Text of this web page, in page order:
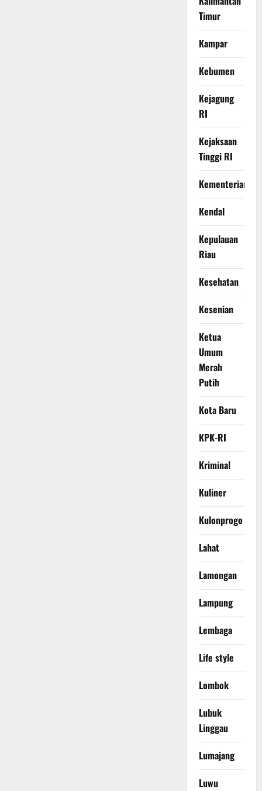
Timur
Kampar
Kebumen
Kejagung
RI
Kejaksaan
Tinggi RI
Kementerian
Kendal
Kepulauan
Riau
Kesehatan
Kesenian
Ketua
Umum
Merah
Putih
Kota Baru
KPK-RI
Kriminal
Kuliner
Kulonprogo
Lahat
Lamongan
Lampung
Lembaga
Life style
Lombok
Lubuk
Linggau
Lumajang
Luwu